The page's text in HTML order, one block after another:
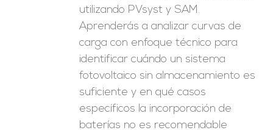
utilizando PVsyst y SAM.
Aprenderás a analizar curvas de
carga con enfoque técnico para
identificar cuándo un sistema
fotovoltaico sin almacenamiento es
suficiente y en qué casos
específicos la incorporación de
baterías no es recomendable